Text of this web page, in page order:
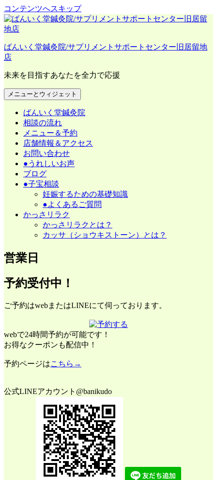
コンテンツへスキップ
ばんいく堂鍼灸院/サプリメントサポートセンター旧居留地
店
未来を目指すあなたを全力で応援
メニューとウィジェット
ばんいく堂鍼灸院
相談の流れ
メニュー＆予約
店舗情報＆アクセス
お問い合わせ
●うれしいお声
ブログ
●子宝相談
妊娠するための基礎知識
●よくあるご質問
かっさリラク
かっさリラクとは？
カッサ（ショウキストーン）とは？
営業日
予約受付中！
ご予約はwebまたはLINEにて伺っております。
webで24時間予約が可能です！
お得なクーポンも配信中！
予約ページはこちら→
公式LINEアカウント@banikudo